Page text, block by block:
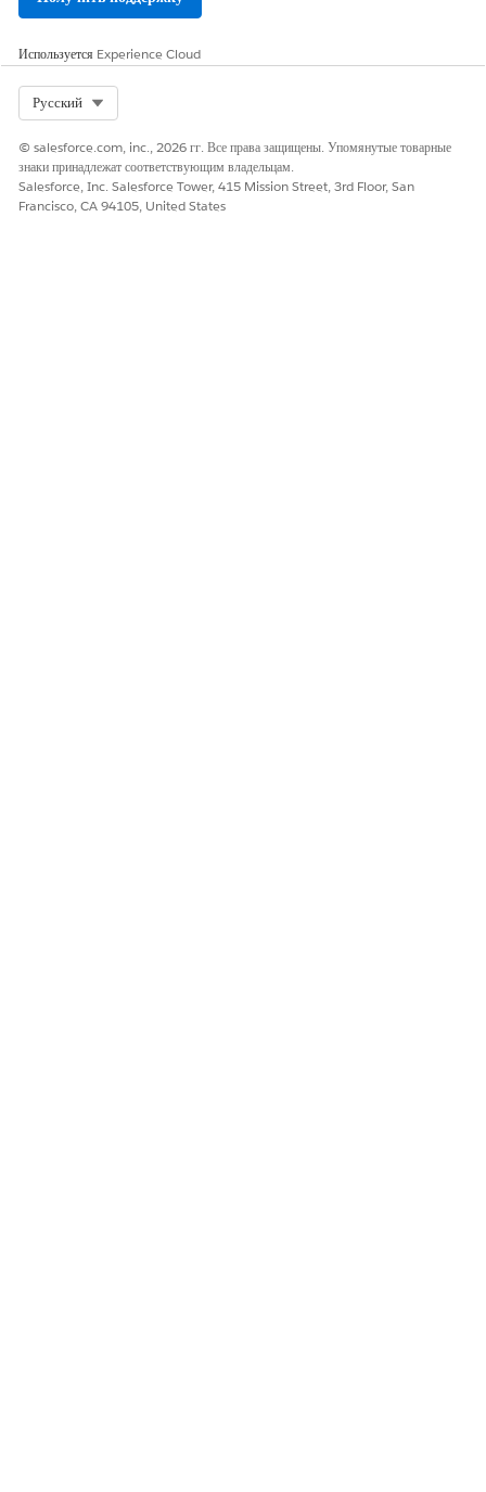
Используется Experience Cloud
Русский
© salesforce.com, inc., 2026 гг. Все права защищены. Упомянутые товарные
знаки принадлежат соответствующим владельцам.
Salesforce, Inc. Salesforce Tower, 415 Mission Street, 3rd Floor, San
Francisco, CA 94105, United States